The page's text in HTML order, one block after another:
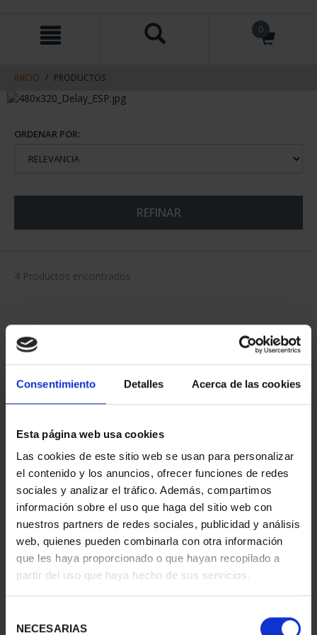
Consentimiento Detalles Acerca de las cookies
Esta página web usa cookies
Las cookies de este sitio web se usan para personalizar
el contenido y los anuncios, ofrecer funciones de redes
sociales y analizar el tráfico. Además, compartimos
información sobre el uso que haga del sitio web con
nuestros partners de redes sociales, publicidad y análisis
web, quienes pueden combinarla con otra información
que les haya proporcionado o que hayan recopilado a
partir del uso que haya hecho de sus servicios.
NECESARIAS
contenido
navegacin
0
INICIO PRODUCTOS
ORDENAR POR:
REFINAR
4 Productos encontrados
CIUDADES PATRIMONIO
III - TARRAGONA
73,00 €
CIUDADES PATRIMONIO
III - SEGOVIA
73,00 €